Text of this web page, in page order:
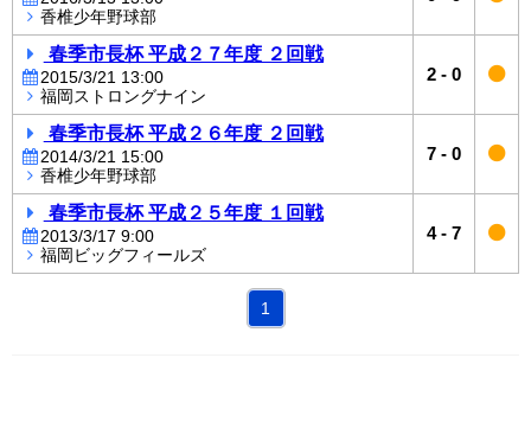
香椎少年野球部
春季市長杯 平成２７年度 ２回戦
2015/3/21 13:00
福岡ストロングナイン
2 - 0
春季市長杯 平成２６年度 ２回戦
2014/3/21 15:00
香椎少年野球部
7 - 0
春季市長杯 平成２５年度 １回戦
2013/3/17 9:00
福岡ビッグフィールズ
4- 7
1